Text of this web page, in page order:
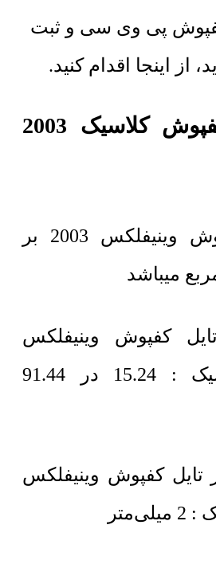
پی وی سی و ثبت
از اینجا اقدام کنید.
مشخصات کفپوش کلاسیک 2003
قیمت کفپوش وینیفلکس 2003 بر
میباشد
کفپوش وینیفلکس
: 15.24 در 91.44
تایلکفپوش وینیفلکس
: 2 میلی‌متر